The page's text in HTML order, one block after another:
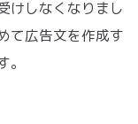
けしなくなりまし
て広告文を作成す